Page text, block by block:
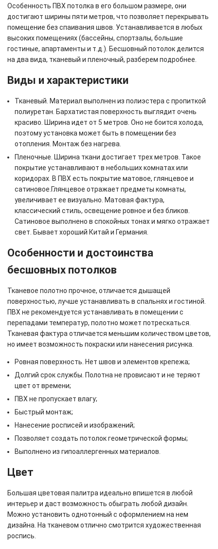
Особенность ПВХ потолка в его большом размере, они
достигают ширины пяти метров, что позволяет перекрывать
помещение без спаивания швов. Устанавливается в любых
высоких помещениях (бассейны, спортзалы, большие
гостиные, апартаменты и т.д.). Бесшовный потолок делится
на два вида, тканевый и пленочный, разберем подробнее.
Виды и характеристики
Тканевый. Материал выполнен из полиэстера с пропиткой
полиуретан. Бархатистая поверхность выглядит очень
красиво. Ширина идет от 5 метров. Оно не боится холода,
поэтому установка может быть в помещении без
отопления. Монтаж без нагрева.
Пленочные. Ширина ткани достигает трех метров. Такое
покрытие устанавливают в небольших комнатах или
коридорах. В ПВХ есть покрытие матовое, глянцевое и
сатиновое.Глянцевое отражает предметы комнаты,
увеличивает ее визуально. Матовая фактура,
классический стиль, освещение ровное и без бликов.
Сатиновое выполнено в спокойных тонах и мягко отражает
свет. Бывает хороший Китай и Германия.
Особенности и достоинства
бесшовных потолков
Тканевое полотно прочное, отличается дышащей
поверхностью, лучше устанавливать в спальнях и гостиной.
ПВХ не рекомендуется устанавливать в помещении с
перепадами температур, полотно может потрескаться.
Тканевая фактура отличается меньшим количеством цветов,
но имеет возможность покраски или нанесения рисунка.
Ровная поверхность. Нет швов и элементов крепежа;
Долгий срок службы. Полотна не провисают и не теряют
цвет от времени;
ПВХ не пропускает влагу;
Быстрый монтаж;
Нанесение росписей и изображений;
Позволяет создать потолок геометрической формы;
Выполнено из гипоаллергенных материалов.
Цвет
Большая цветовая палитра идеально впишется в любой
интерьер и даст возможность обыграть любой дизайн.
Можно установить однотонный с оформлением на нем
дизайна. На тканевом отлично смотрится художественная
роспись.